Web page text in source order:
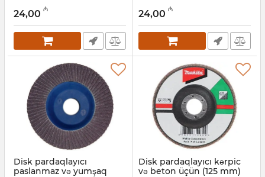
004001177
24,00 ₼ 004001176
24,00 ₼
Disk pardaqlayıcı
paslanmaz və yumşaq
Disk pardaqlayıcı kərpic
və beton üçün (125 mm)